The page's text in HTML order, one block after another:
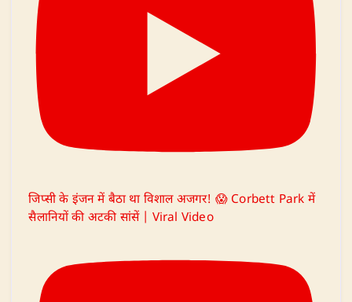
जिप्सी के इंजन में बैठा था विशाल अजगर! 😱 Corbett Park में
सैलानियों की अटकी सांसें | Viral Video